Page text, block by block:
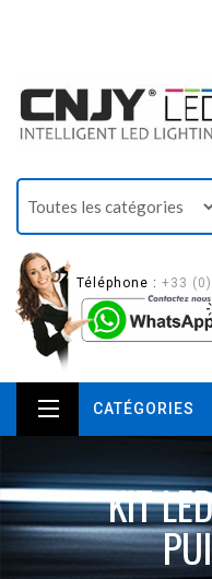
Téléphone : +33
CATÉGORIES
KIT